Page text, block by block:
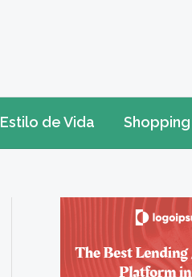
Estilo de Vida Shopping